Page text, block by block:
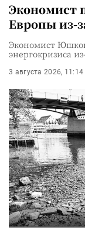
Экономист
Европы из-
Экономист
энергокризиса
3 августа 2026, 11:14